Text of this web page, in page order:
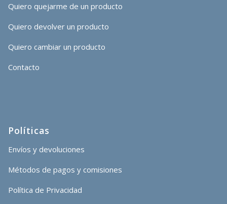
Quiero quejarme de un producto
Quiero devolver un producto
Quiero cambiar un producto
Contacto
Políticas
Envíos y devoluciones
Métodos de pagos y comisiones
Política de Privacidad